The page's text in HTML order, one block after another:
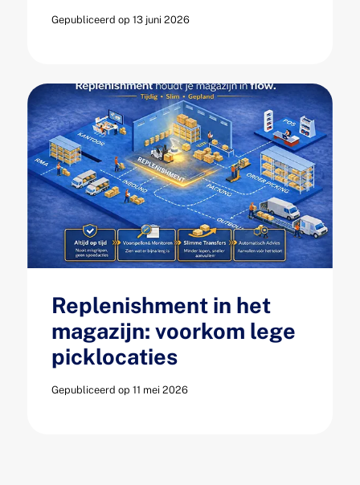
Gepubliceerd op 13 juni 2026
Replenishment in het
magazijn: voorkom lege
picklocaties
Gepubliceerd op 11 mei 2026